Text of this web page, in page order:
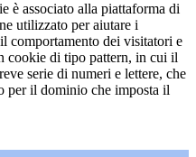
è associato alla piattaforma di
utilizzato per aiutare i
comportamento dei visitatori e
cookie di tipo pattern, in cui il
serie di numeri e lettere, che
per il dominio che imposta il